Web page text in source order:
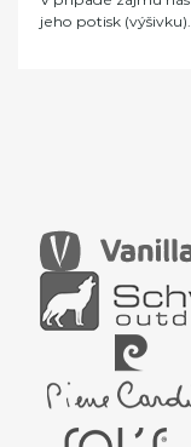
jeho potisk (výšivku).